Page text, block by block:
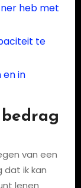
heb met
te
en in
van een
dat ik kan
lenen